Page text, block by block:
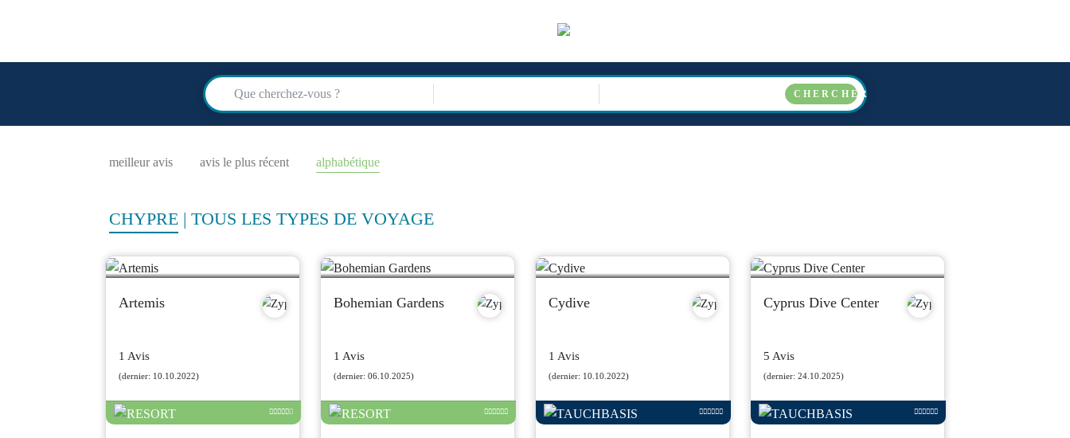
CHERCHER
meilleur avis avis le plus récent alphabétique
CHYPRE | TOUS LES TYPES DE VOYAGE
Artemis
1 Avis
(dernier: 10.10.2022)
Bohemian Gardens
1 Avis
(dernier: 06.10.2025)
Cydive
1 Avis
(dernier: 10.10.2022)
Cyprus Dive Center
5 Avis
(dernier: 24.10.2025)